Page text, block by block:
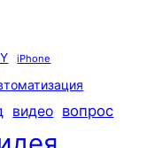
iPhone
видео вопрос